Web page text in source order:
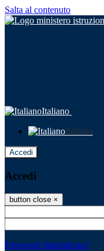
Salta al contenuto
Italiano
Italiano
Accedi
Accedi
button close ×
Password dimenticata?